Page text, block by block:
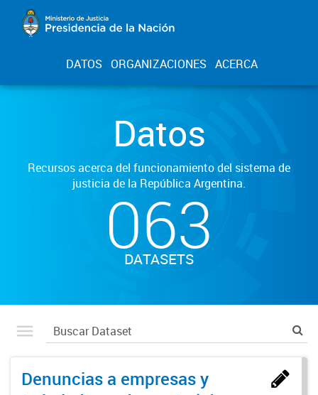
DATOS ORGANIZACIONES ACERCA
Datos
Recursos acerca del funcionamiento del sistema de
justicia de la República Argentina.
063
DATASETS
Denuncias a empresas y